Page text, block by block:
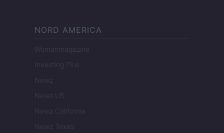
NORD AMERICA
Womanmagazine
Investing Plus
Newz
Newz US
Newz California
Newz Texas